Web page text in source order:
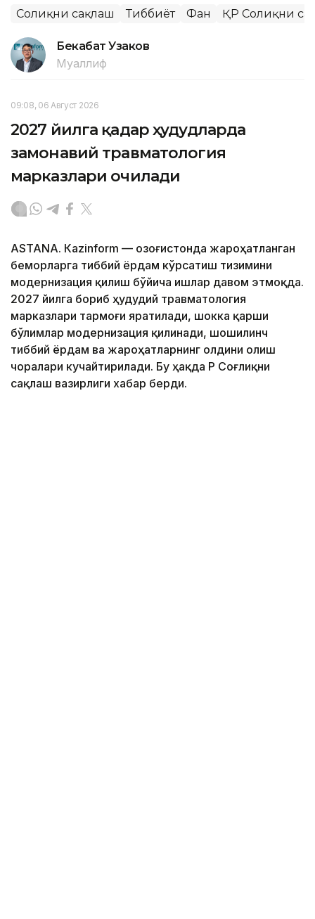
Соғлиқни сақлаш Тиббиёт Фан ҚР Соғлиқни
Бекабат Узаков
Муаллиф
09:08, 06 Август 2026
2027 йилга қадар ҳудудларда
замонавий травматология
марказлари очилади
ASTANА. Кazinform — Қозоғистонда жароҳатланган
беморларга тиббий ёрдам кўрсатиш тизимини
модернизация қилиш бўйича ишлар давом этмоқда.
2027 йилга бориб ҳудудий травматология
марказлари тармоғи яратилади, шокка қарши
бўлимлар модернизация қилинади, шошилинч
тиббий ёрдам ва жароҳатларнинг олдини олиш
чоралари кучайтирилади. Бу ҳақда ҚР Соғлиқни
сақлаш вазирлиги хабар берди.